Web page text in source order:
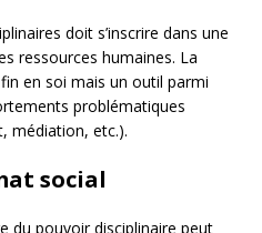
doit s’inscrire dans une
ressources humaines. La
en soi mais un outil parmi
problématiques
médiation, etc.).
social
du pouvoir disciplinaire peut